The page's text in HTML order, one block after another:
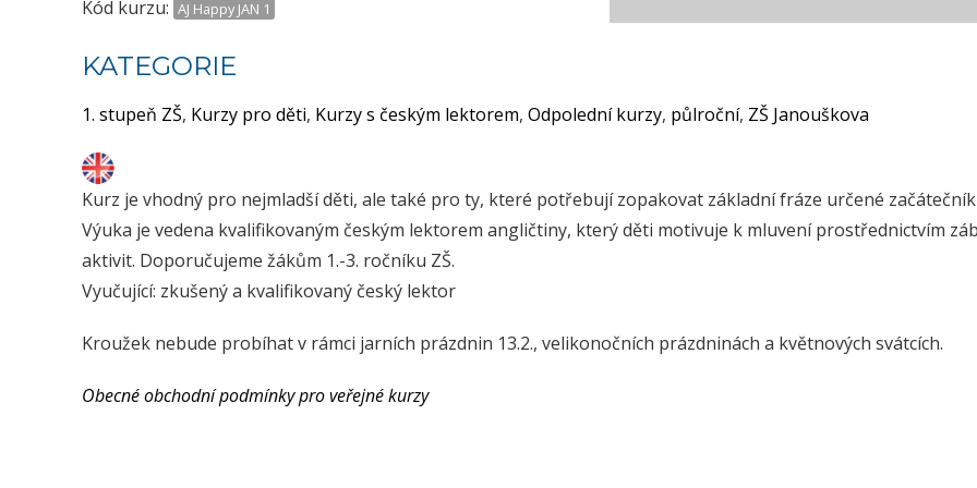
Kód kurzu: AJ Happy JAN 1
KATEGORIE
1. stupeň ZŠ, Kurzy pro děti, Kurzy s českým lektorem, Odpolední kurzy, půlroční, ZŠ Janouškova
Kurz je vhodný pro nejmladší děti, ale také pro ty, které potřebují zopakovat základní fráze určené
Výuka je vedena kvalifikovaným českým lektorem angličtiny, který děti motivuje k mluvení prostřednictvím
aktivit. Doporučujeme žákům 1.-3. ročníku ZŠ.
Vyučující: zkušený a kvalifikovaný český lektor
Kroužek nebude probíhat v rámci jarních prázdnin 13.2., velikonočních prázdninách a květnových svátcích.
Obecné obchodní podmínky pro veřejné kurzy